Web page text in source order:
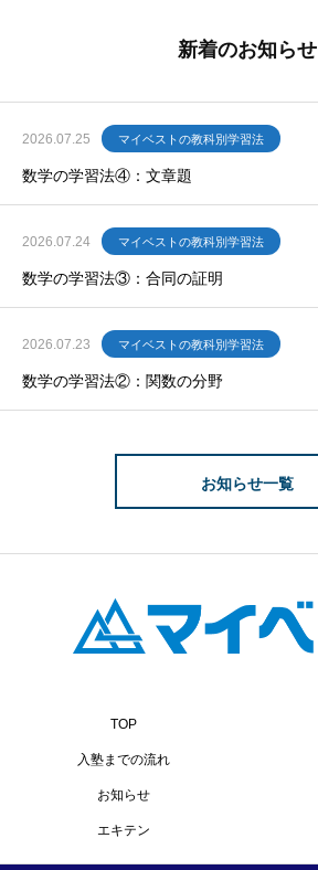
新着のお知らせ
2026.07.25 マイベストの教科別学習法
数学の学習法④：文章題
2026.07.24 マイベストの教科別学習法
数学の学習法③：合同の証明
2026.07.23 マイベストの教科別学習法
数学の学習法②：関数の分野
お知らせ一覧
TOP
入塾までの流れ
お知らせ
エキテン